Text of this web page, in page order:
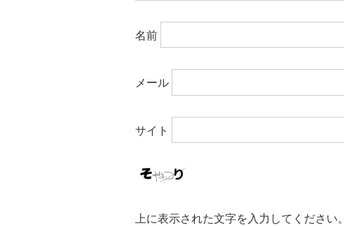
名前
メール
サイト
上に表示された文字を入力してください。